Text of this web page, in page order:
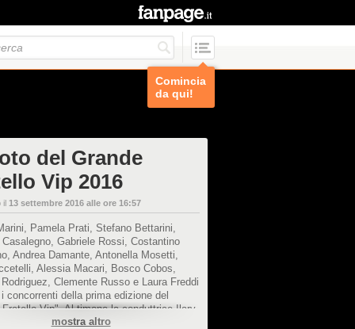
Comincia
da qui!
del Grande
Vip 2016
il 13 settembre 2016 alle ore 16:57
Pamela Prati, Stefano Bettarini,
Casalegno, Gabriele Rossi, Costantino
Andrea Damante, Antonella Mosetti,
Alessia Macari, Bosco Cobos,
Rodriguez, Clemente Russo e Laura Freddi
concorrenti della prima edizione del
Fratello Vip". Al timone la conduttrice Ilary
Alfonso Signorini.
mostra altro